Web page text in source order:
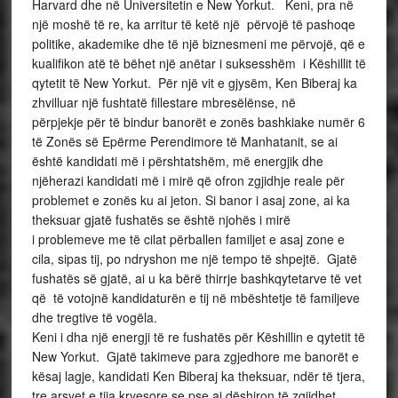
Harvard dhe në Universitetin e New Yorkut. Keni, pra në
një moshë të re, ka arritur të ketë një përvojë të pashoqe
politike, akademike dhe të një biznesmeni me përvojë, që e
kualifikon atë të bëhet një anëtar i suksesshëm i Këshillit të
qytetit të New Yorkut. Për një vit e gjysëm, Ken Biberaj ka
zhvilluar një fushtatë fillestare mbresëlënse, në
përpjekje për të bindur banorët e zonës bashkiake numër 6
të Zonës së Epërme Perendimore të Manhatanit, se ai
është kandidati më i përshtatshëm, më energjik dhe
njëherazi kandidati më i mirë që ofron zgjidhje reale për
problemet e zonës ku ai jeton. Si banor i asaj zone, ai ka
theksuar gjatë fushatës se është njohës i mirë
i problemeve me të cilat përballen familjet e asaj zone e
cila, sipas tij, po ndryshon me një tempo të shpejtë. Gjatë
fushatës së gjatë, ai u ka bërë thirrje bashkqytetarve të vet
që të votojnë kandidaturën e tij në mbështetje të familjeve
dhe tregtive të vogëla.
Keni i dha një energji të re fushatës për Këshillin e qytetit të
New Yorkut. Gjatë takimeve para zgjedhore me banorët e
kësaj lagje, kandidati Ken Biberaj ka theksuar, ndër të tjera,